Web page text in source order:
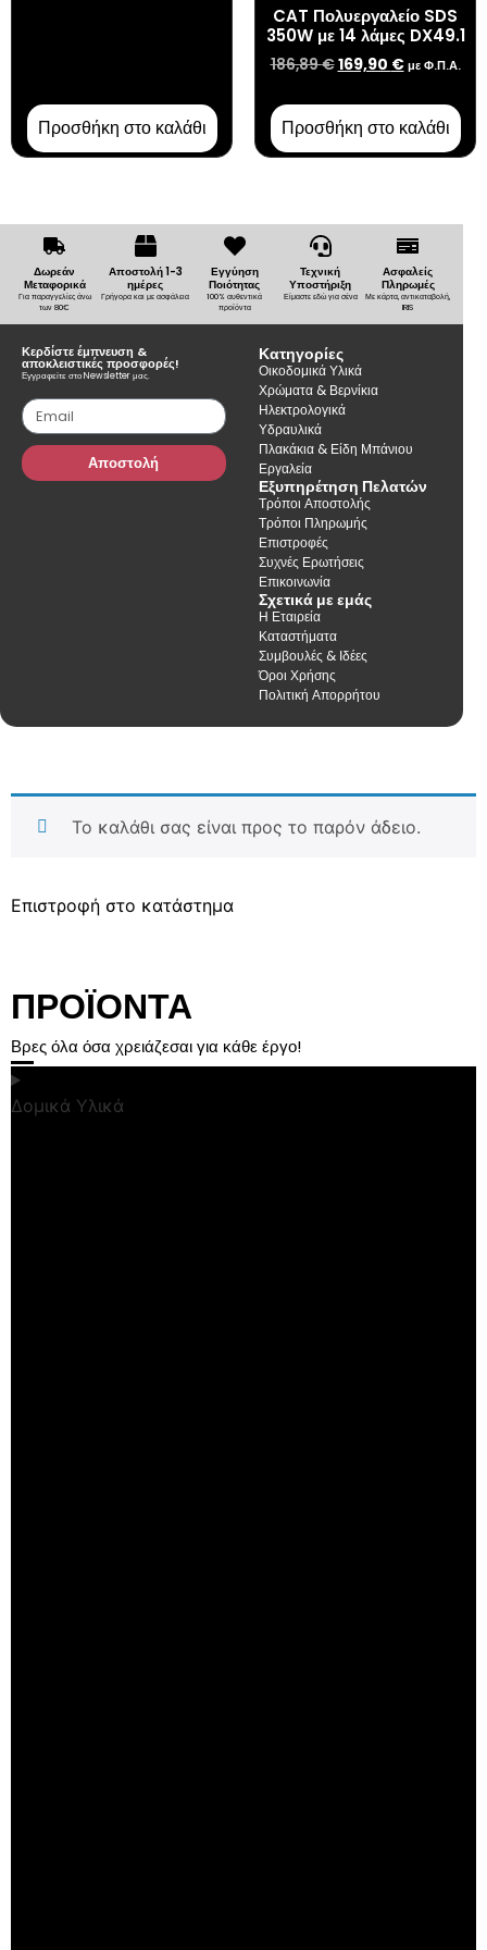
Προσθήκη στο καλάθι
CAT Πολυεργαλείο SDS
350W με 14 λάμες DX49.1
186,89€169,90 € με Φ.Π.Α.
Προσθήκη στο καλάθι
Δωρεάν
Μεταφορικά
Για παραγγελίες άνω
των 80€
Αποστολή 1-3
ημέρες
Γρήγορα και με ασφάλεια
Εγγύηση
Ποιότητας
100% αυθεντικά
προϊόντα
Τεχνική
Υποστήριξη
Είμαστε εδώ για σένα
Ασφαλείς
Πληρωμές
Με κάρτα, αντικαταβολή,
IRIS
Κερδίστε έμπνευση &
αποκλειστικές προσφορές!
Εγγραφείτε στο Newsletter μας.
Αποστολή
Κατηγορίες
Οικοδομικά Υλικά
Χρώματα & Βερνίκια
Ηλεκτρολογικά
Υδραυλικά
Πλακάκια & Είδη Μπάνιου
Εργαλεία
Εξυπηρέτηση Πελατών
Τρόποι Αποστολής
Τρόποι Πληρωμής
Επιστροφές
Συχνές Ερωτήσεις
Επικοινωνία
Σχετικά με εμάς
Η Εταιρεία
Καταστήματα
Συμβουλές & Ιδέες
Όροι Χρήσης
Πολιτική Απορρήτου
Το καλάθι σας είναι προς το παρόν άδειο.
Επιστροφή στο κατάστημα
ΠΡΟΪΟΝΤΑ
Βρες όλα όσα χρειάζεσαι για κάθε έργο!
Δομικά Υλικά